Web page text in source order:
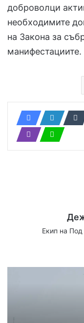
доброволци
необходимите
на Закона за
манифестациите.
Екип на